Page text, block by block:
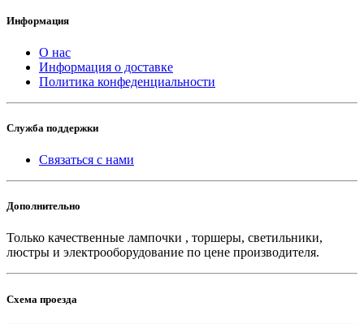
Информация
О нас
Информация о доставке
Политика конфеденциальности
Служба поддержки
Связаться с нами
Дополнительно
Только качественные лампочки , торшеры, светильники,
люстры и электрооборудование по цене производителя.
Схема проезда